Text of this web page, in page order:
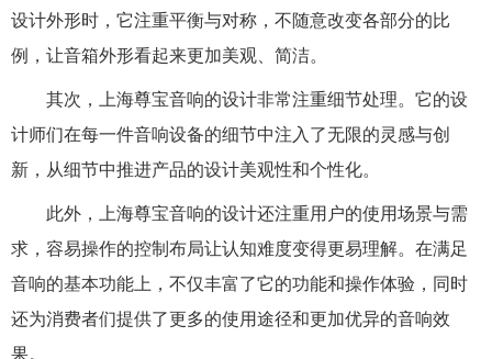
设计外形时，它注重平衡与对称，不随意改变各部分的比
例，让音箱外形看起来更加美观、简洁。
其次，上海尊宝音响的设计非常注重细节处理。它的设
计师们在每一件音响设备的细节中注入了无限的灵感与创
新，从细节中推进产品的设计美观性和个性化。
此外，上海尊宝音响的设计还注重用户的使用场景与需
求，容易操作的控制布局让认知难度变得更易理解。在满足
音响的基本功能上，不仅丰富了它的功能和操作体验，同时
还为消费者们提供了更多的使用途径和更加优异的音响效
果。